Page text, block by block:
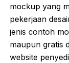
mockup yang
pekerjaan
jenis contoh
maupun gratis
website